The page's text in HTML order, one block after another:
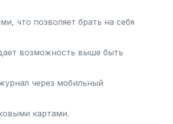
что позволяет брать на себя
возможность выше быть
через мобильный
картами.